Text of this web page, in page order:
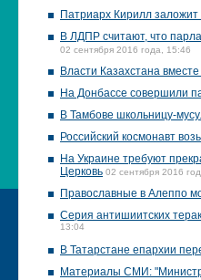
Патриарх Кирилл заложит
В ЛДПР считают, что
02 сентября 2016 года, 15:46
Власти Казахстана
На Донбассе совершили
В Тамбове школьницу-
Российский космонавт
На Украине требуют
Церковь 02 сентября 2016
Православные в Алеппо
Серия антишиитских
13:04
В Татарстане епархии
Материалы СМИ: